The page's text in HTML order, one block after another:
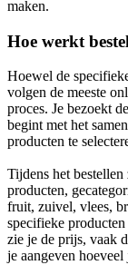
maken.
Hoe werkt
Hoewel de
volgen de meeste
proces. Je bezoekt
begint met het
producten te
Tijdens het
producten,
fruit, zuivel, vlees,
specifieke
zie je de prijs, vaak
je aangeven